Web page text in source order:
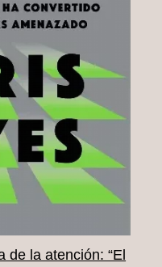
de la atención: “El